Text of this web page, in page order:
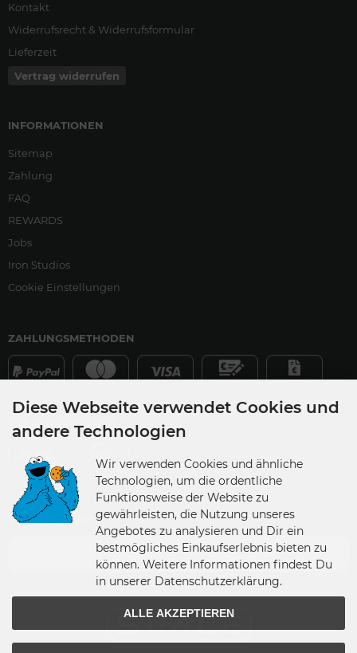
Kontakt
Widerrufsrecht & Widerrufsformular
Lieferzeit
Vertrag widerrufen
INFORMATIONEN
Sitemap
Zahlung
FAQ
REWARDS
Jobs
Iron Studios
Cookie Einstellungen
ZAHLUNGSMETHODEN
VERSANDLAND
Diese Webseite verwendet Cookies und
andere Technologien
Wir verwenden Cookies und ähnliche
Technologien, um die ordentliche
Funktionsweise der Website zu
gewährleisten, die Nutzung unseres
Angebotes zu analysieren und Dir ein
bestmögliches Einkaufserlebnis bieten zu
können. Weitere Informationen findest Du
in unserer Datenschutzerklärung.
ALLE AKZEPTIEREN